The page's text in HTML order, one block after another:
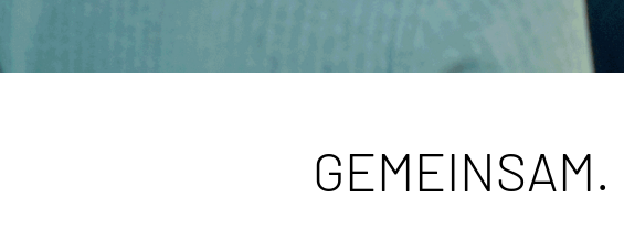
GEMEINSAM.